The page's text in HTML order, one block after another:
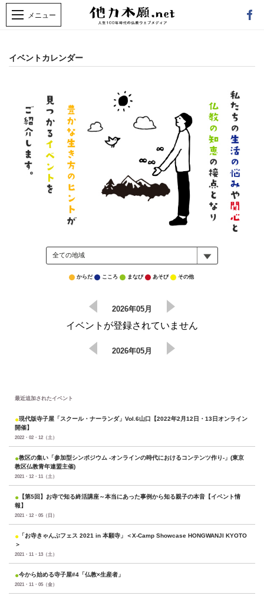
イベントカレンダー
からだ こころ まなび あそび その他
2026年05月
イベントが登録されていません
2026年05月
最近追加されたイベント
2022・02・12（土）
●現代版寺子屋「スクール・ナーランダ」Vol.6山口【2022年2月12日・13日オンライン
開催】
2021・12・11（土）
●教区の集い「参加型シンポジウム -オンラインの時代におけるコンテンツ作り-」(東京
教区仏教青年連盟主催)
2021・12・05（日）
● 【第5回】お寺で知る終活講座～本当にあった事例から知る親子の本音【イベント情
報】
2021・11・13（土）
● 「お寺きゃんぷフェス 2021 in 本願寺」＜X-Camp Showcase HONGWANJI KYOTO
＞
2021・11・05（金）
●今から始める寺子屋#4「仏教×生産者」